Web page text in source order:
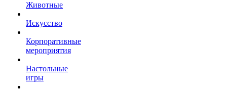
Животные
Искусство
Корпоративные
мероприятия
Настольные
игры